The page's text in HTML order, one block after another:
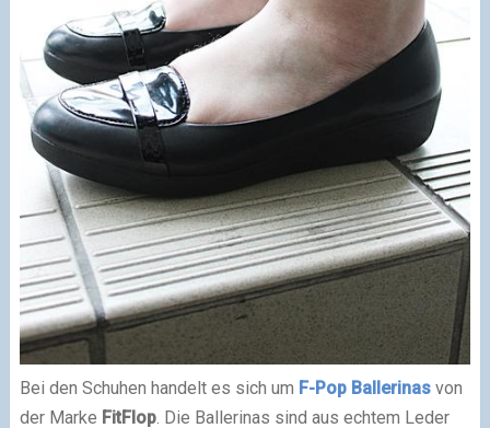
Bei den Schuhen handelt es sich um F-Pop Ballerinasvon
der Marke FitFlop. Die Ballerinas sind aus echtem Leder